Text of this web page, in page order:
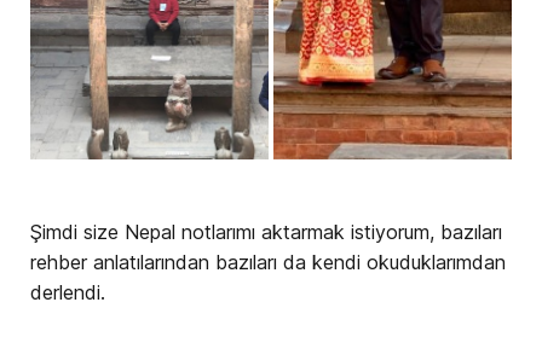
Şimdi size Nepal notlarımı aktarmak istiyorum, bazıları
rehber anlatılarından bazıları da kendi okuduklarımdan
derlendi.